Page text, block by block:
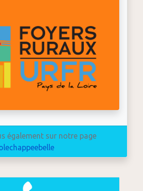
également sur notre page